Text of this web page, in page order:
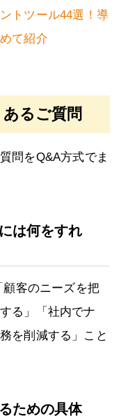
トツール44選！導
て紹介
るご質問
問をQ&A方式でま
は何をすれ
客のニーズを把
る」「社内でナ
を削減する」こと
ための具体